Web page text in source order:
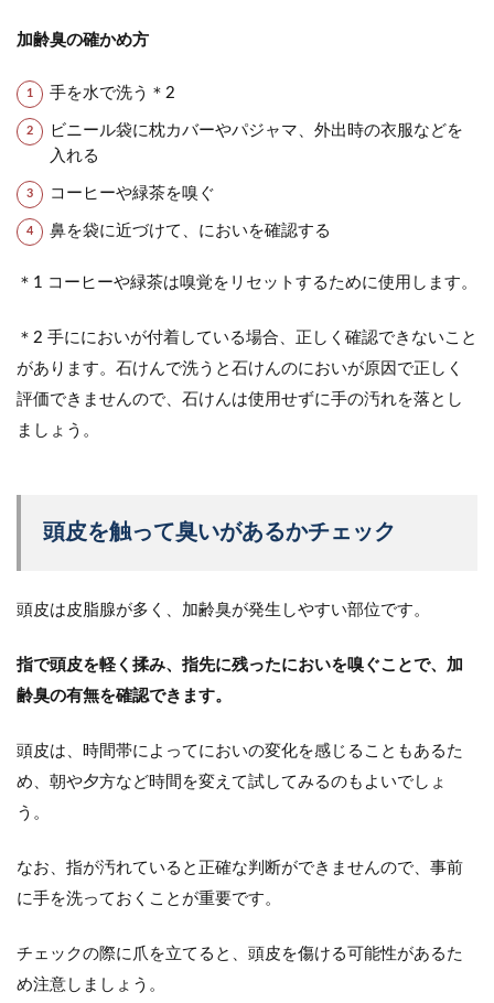
加齢臭の確かめ方
手を水で洗う＊2
ビニール袋に枕カバーやパジャマ、外出時の衣服などを
入れる
コーヒーや緑茶を嗅ぐ
鼻を袋に近づけて、においを確認する
＊1 コーヒーや緑茶は嗅覚をリセットするために使用します。
＊2 手ににおいが付着している場合、正しく確認できないこと
があります。石けんで洗うと石けんのにおいが原因で正しく
評価できませんので、石けんは使用せずに手の汚れを落とし
ましょう。
頭皮を触って臭いがあるかチェック
頭皮は皮脂腺が多く、加齢臭が発生しやすい部位です。
指で頭皮を軽く揉み、指先に残ったにおいを嗅ぐことで、加
齢臭の有無を確認できます。
頭皮は、時間帯によってにおいの変化を感じることもあるた
め、朝や夕方など時間を変えて試してみるのもよいでしょ
う。
なお、指が汚れていると正確な判断ができませんので、事前
に手を洗っておくことが重要です。
チェックの際に爪を立てると、頭皮を傷ける可能性があるた
め注意しましょう。